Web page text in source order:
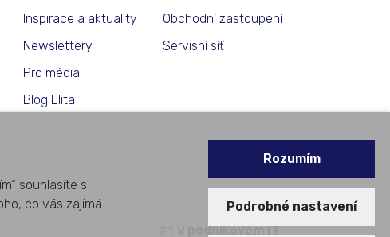
souhlasíte s
co vás zajímá.
Rozumím
Podrobné nastavení
Inspirace a aktuality
Newslettery
Pro média
Blog Elita
Obchodní zastoupení
Servisní síť
v podnikovém IT